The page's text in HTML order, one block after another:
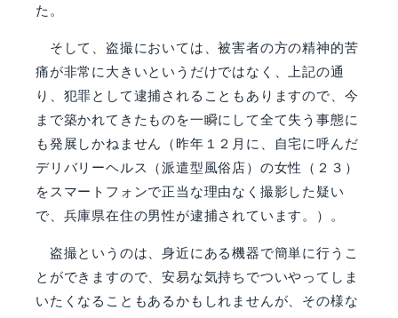
た。
そして、盗撮においては、被害者の方の精神的苦
痛が非常に大きいというだけではなく、上記の通
り、犯罪として逮捕されることもありますので、今
まで築かれてきたものを一瞬にして全て失う事態に
も発展しかねません（昨年１２月に、自宅に呼んだ
デリバリーヘルス（派遣型風俗店）の女性（２３）
をスマートフォンで正当な理由なく撮影した疑い
で、兵庫県在住の男性が逮捕されています。）。
盗撮というのは、身近にある機器で簡単に行うこ
とができますので、安易な気持ちでついやってしま
いたくなることもあるかもしれませんが、その様な